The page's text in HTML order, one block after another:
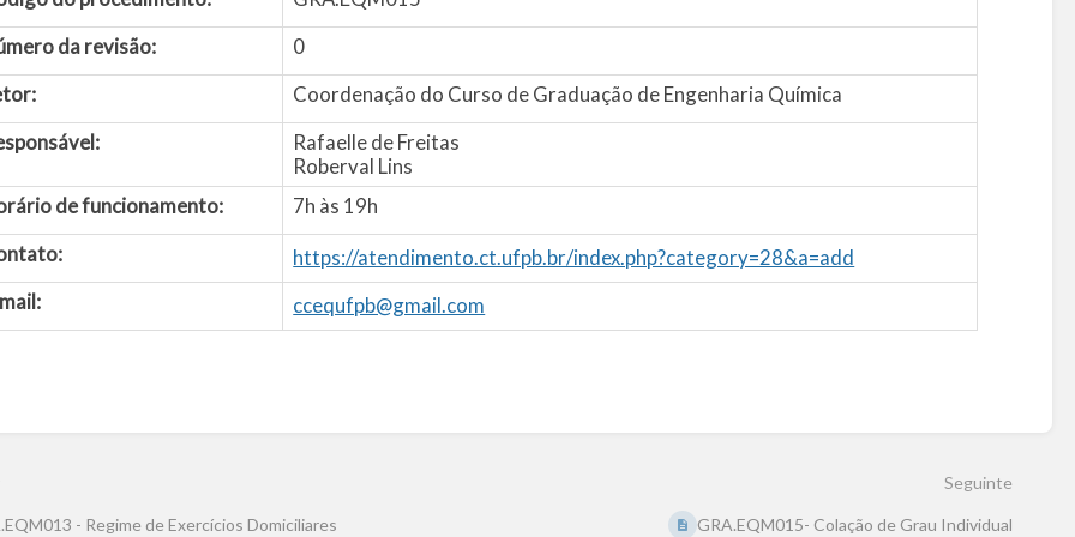
da revisão:
0
Coordenação do Curso de Graduação de Engenharia Química
Rafaelle de Freitas
Roberval Lins
de funcionamento:
7h às 19h
https://atendimento.ct.ufpb.br/index.php?category=28&a=add
ccequfpb@gmail.com
- Regime de Exercícios Domiciliares
Seguinte
GRA.EQM015- Colação de Grau Individual